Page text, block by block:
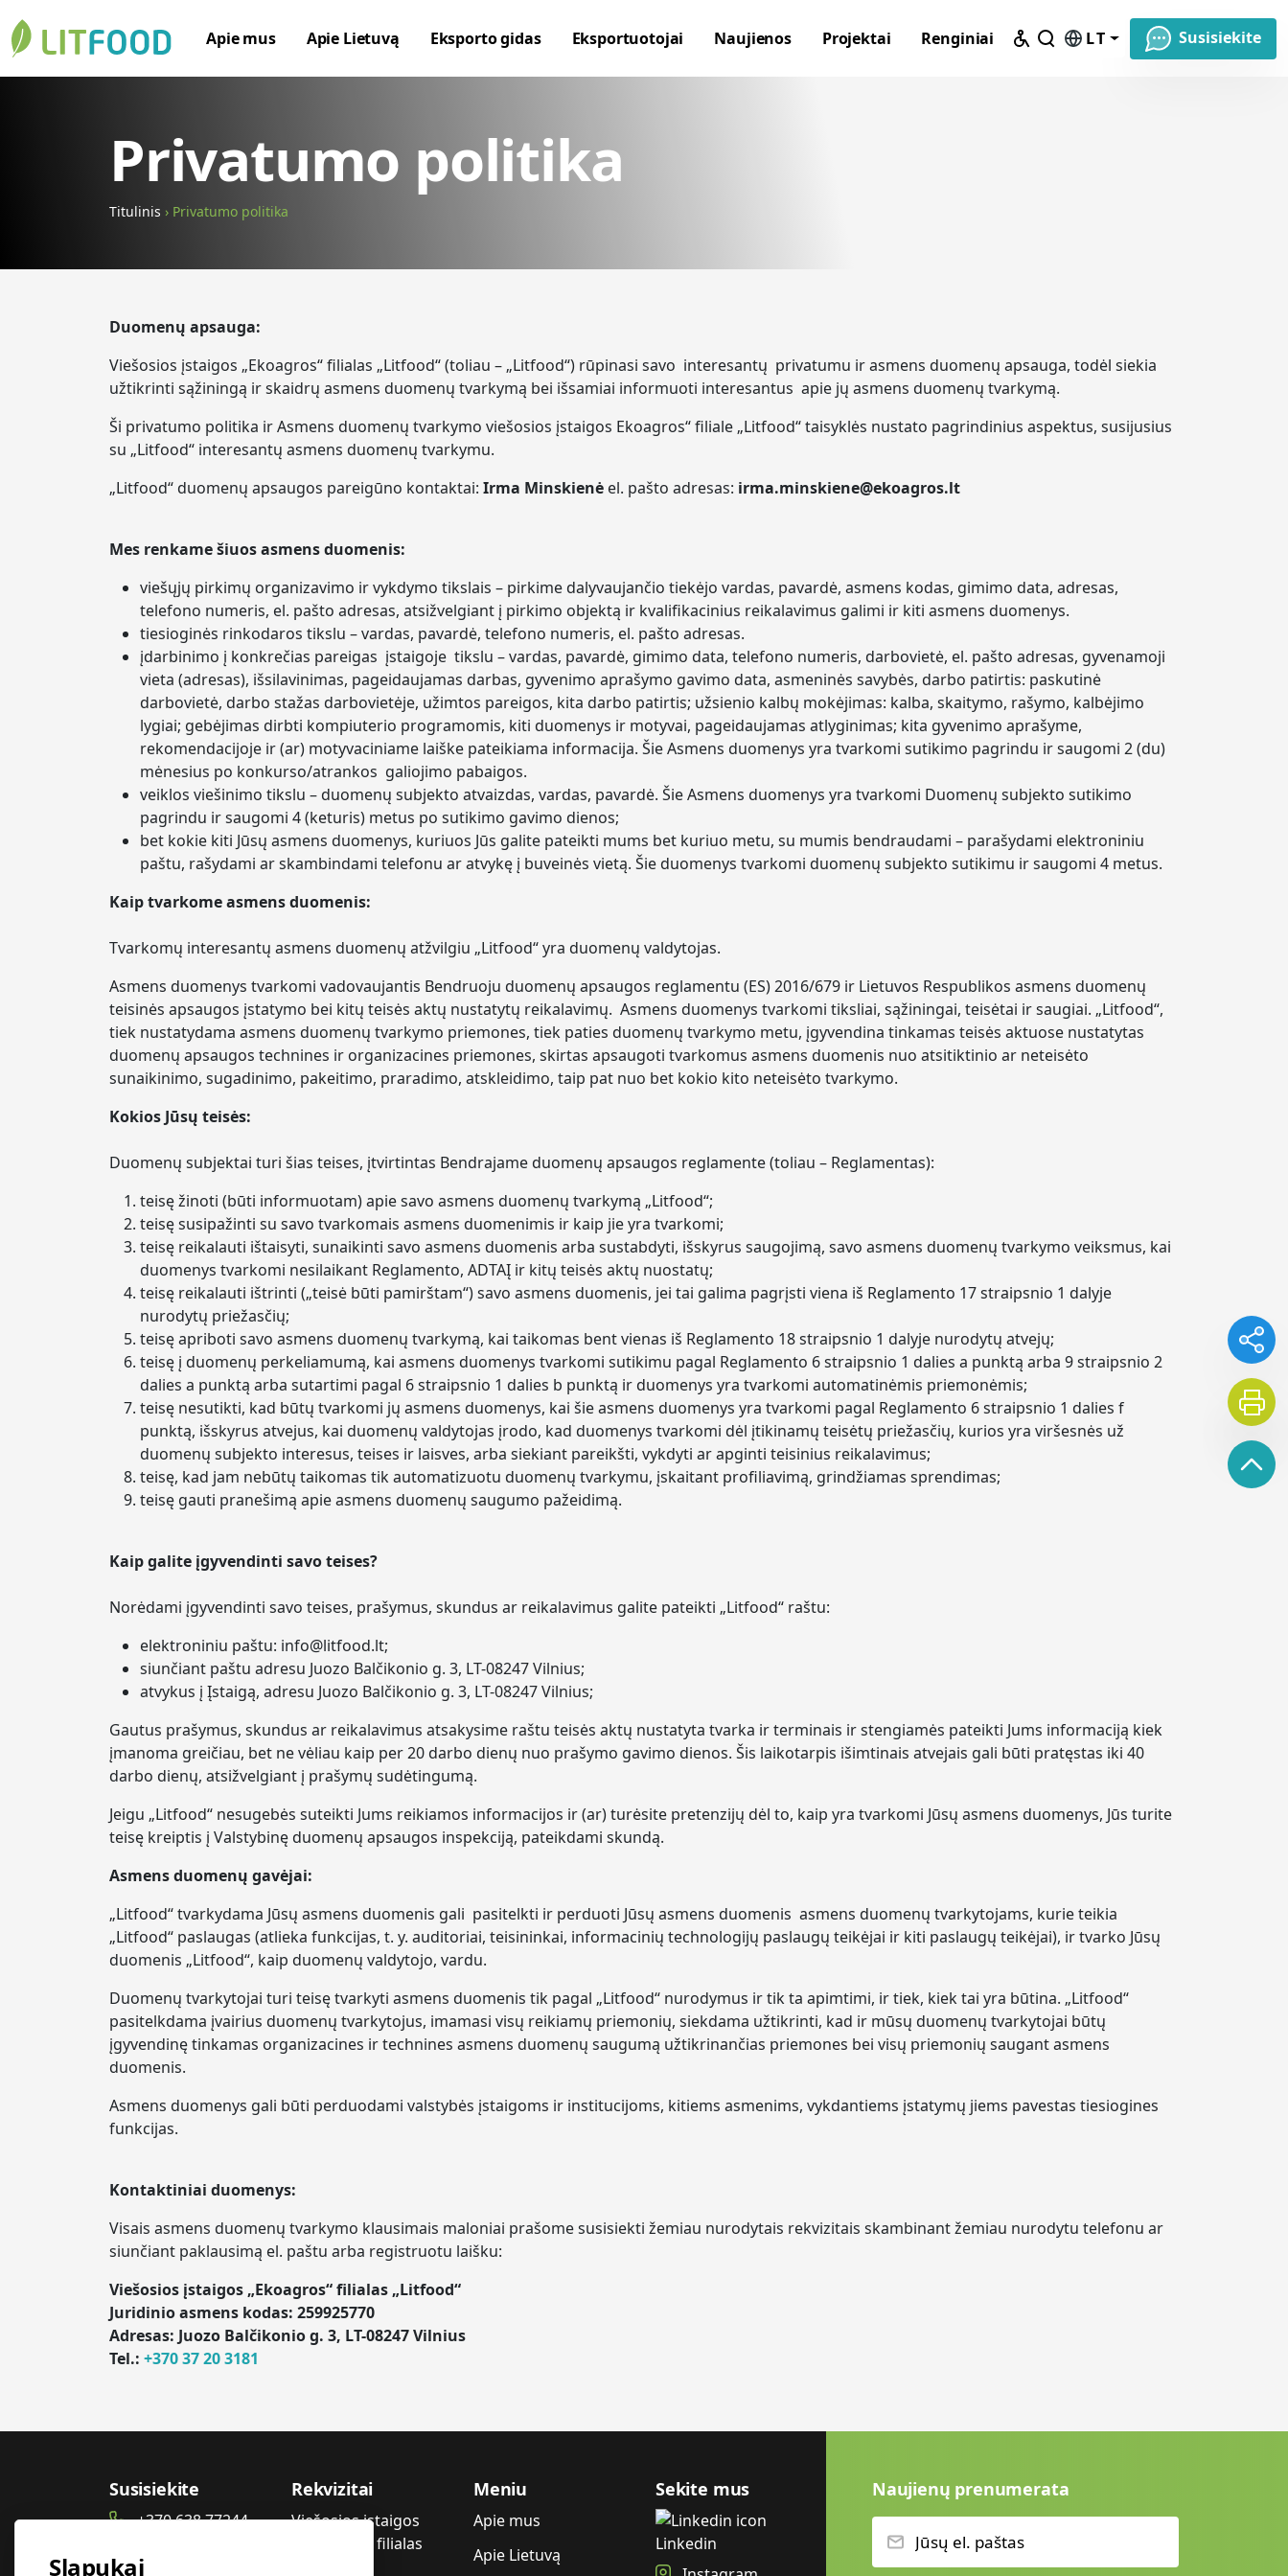
LT
Apie mus Apie Lietuvą Eksporto gidas Eksportuotojai Naujienos Projektai Renginiai Susisiekite
Privatumo politika
Titulinis › Privatumo politika
Duomenų apsauga:
Viešosios įstaigos „Ekoagros“ filialas „Litfood“ (toliau – „Litfood“) rūpinasi savo interesantų privatumu ir asmens duomenų apsauga, todėl siekia
užtikrinti sąžiningą ir skaidrų asmens duomenų tvarkymą bei išsamiai informuoti interesantus apie jų asmens duomenų tvarkymą.
Ši privatumo politika ir Asmens duomenų tvarkymo viešosios įstaigos Ekoagros“ filiale „Litfood“ taisyklės nustato pagrindinius aspektus, susijusius
su „Litfood“ interesantų asmens duomenų tvarkymu.
„Litfood“ duomenų apsaugos pareigūno kontaktai: Irma Minskienė el. pašto adresas: irma.minskiene@ekoagros.lt
Mes renkame šiuos asmens duomenis:
viešųjų pirkimų organizavimo ir vykdymo tikslais – pirkime dalyvaujančio tiekėjo vardas, pavardė, asmens kodas, gimimo data, adresas,
telefono numeris, el. pašto adresas, atsižvelgiant į pirkimo objektą ir kvalifikacinius reikalavimus galimi ir kiti asmens duomenys.
tiesioginės rinkodaros tikslu – vardas, pavardė, telefono numeris, el. pašto adresas.
įdarbinimo į konkrečias pareigas įstaigoje tikslu – vardas, pavardė, gimimo data, telefono numeris, darbovietė, el. pašto adresas, gyvenamoji
vieta (adresas), išsilavinimas, pageidaujamas darbas, gyvenimo aprašymo gavimo data, asmeninės savybės, darbo patirtis: paskutinė
darbovietė, darbo stažas darbovietėje, užimtos pareigos, kita darbo patirtis; užsienio kalbų mokėjimas: kalba, skaitymo, rašymo, kalbėjimo
lygiai; gebėjimas dirbti kompiuterio programomis, kiti duomenys ir motyvai, pageidaujamas atlyginimas; kita gyvenimo aprašyme,
rekomendacijoje ir (ar) motyvaciniame laiške pateikiama informacija. Šie Asmens duomenys yra tvarkomi sutikimo pagrindu ir saugomi 2 (du)
mėnesius po konkurso/atrankos galiojimo pabaigos.
veiklos viešinimo tikslu – duomenų subjekto atvaizdas, vardas, pavardė. Šie Asmens duomenys yra tvarkomi Duomenų subjekto sutikimo
pagrindu ir saugomi 4 (keturis) metus po sutikimo gavimo dienos;
bet kokie kiti Jūsų asmens duomenys, kuriuos Jūs galite pateikti mums bet kuriuo metu, su mumis bendraudami – parašydami elektroniniu
paštu, rašydami ar skambindami telefonu ar atvykę į buveinės vietą. Šie duomenys tvarkomi duomenų subjekto sutikimu ir saugomi 4 metus.
Kaip tvarkome asmens duomenis:
Tvarkomų interesantų asmens duomenų atžvilgiu „Litfood“ yra duomenų valdytojas.
Asmens duomenys tvarkomi vadovaujantis Bendruoju duomenų apsaugos reglamentu (ES) 2016/679 ir Lietuvos Respublikos asmens duomenų
teisinės apsaugos įstatymo bei kitų teisės aktų nustatytų reikalavimų. Asmens duomenys tvarkomi tiksliai, sąžiningai, teisėtai ir saugiai. „Litfood“,
tiek nustatydama asmens duomenų tvarkymo priemones, tiek paties duomenų tvarkymo metu, įgyvendina tinkamas teisės aktuose nustatytas
duomenų apsaugos technines ir organizacines priemones, skirtas apsaugoti tvarkomus asmens duomenis nuo atsitiktinio ar neteisėto
sunaikinimo, sugadinimo, pakeitimo, praradimo, atskleidimo, taip pat nuo bet kokio kito neteisėto tvarkymo.
Kokios Jūsų teisės:
Duomenų subjektai turi šias teises, įtvirtintas Bendrajame duomenų apsaugos reglamente (toliau – Reglamentas):
teisę žinoti (būti informuotam) apie savo asmens duomenų tvarkymą „Litfood“;
teisę susipažinti su savo tvarkomais asmens duomenimis ir kaip jie yra tvarkomi;
teisę reikalauti ištaisyti, sunaikinti savo asmens duomenis arba sustabdyti, išskyrus saugojimą, savo asmens duomenų tvarkymo veiksmus, kai
duomenys tvarkomi nesilaikant Reglamento, ADTAĮ ir kitų teisės aktų nuostatų;
teisę reikalauti ištrinti („teisė būti pamirštam“) savo asmens duomenis, jei tai galima pagrįsti viena iš Reglamento 17 straipsnio 1 dalyje
nurodytų priežasčių;
teisę apriboti savo asmens duomenų tvarkymą, kai taikomas bent vienas iš Reglamento 18 straipsnio 1 dalyje nurodytų atvejų;
teisę į duomenų perkeliamumą, kai asmens duomenys tvarkomi sutikimu pagal Reglamento 6 straipsnio 1 dalies a punktą arba 9 straipsnio 2
dalies a punktą arba sutartimi pagal 6 straipsnio 1 dalies b punktą ir duomenys yra tvarkomi automatinėmis priemonėmis;
teisę nesutikti, kad būtų tvarkomi jų asmens duomenys, kai šie asmens duomenys yra tvarkomi pagal Reglamento 6 straipsnio 1 dalies f
punktą, išskyrus atvejus, kai duomenų valdytojas įrodo, kad duomenys tvarkomi dėl įtikinamų teisėtų priežasčių, kurios yra viršesnės už
duomenų subjekto interesus, teises ir laisves, arba siekiant pareikšti, vykdyti ar apginti teisinius reikalavimus;
teisę, kad jam nebūtų taikomas tik automatizuotu duomenų tvarkymu, įskaitant profiliavimą, grindžiamas sprendimas;
teisę gauti pranešimą apie asmens duomenų saugumo pažeidimą.
Kaip galite įgyvendinti savo teises?
Norėdami įgyvendinti savo teises, prašymus, skundus ar reikalavimus galite pateikti „Litfood“ raštu:
elektroniniu paštu: info@litfood.lt;
siunčiant paštu adresu Juozo Balčikonio g. 3, LT-08247 Vilnius;
atvykus į Įstaigą, adresu Juozo Balčikonio g. 3, LT-08247 Vilnius;
Gautus prašymus, skundus ar reikalavimus atsakysime raštu teisės aktų nustatyta tvarka ir terminais ir stengiamės pateikti Jums informaciją kiek
įmanoma greičiau, bet ne vėliau kaip per 20 darbo dienų nuo prašymo gavimo dienos. Šis laikotarpis išimtinais atvejais gali būti pratęstas iki 40
darbo dienų, atsižvelgiant į prašymų sudėtingumą.
Jeigu „Litfood“ nesugebės suteikti Jums reikiamos informacijos ir (ar) turėsite pretenzijų dėl to, kaip yra tvarkomi Jūsų asmens duomenys, Jūs turite
teisę kreiptis į Valstybinę duomenų apsaugos inspekciją, pateikdami skundą.
Asmens duomenų gavėjai:
„Litfood“ tvarkydama Jūsų asmens duomenis gali pasitelkti ir perduoti Jūsų asmens duomenis asmens duomenų tvarkytojams, kurie teikia
„Litfood“ paslaugas (atlieka funkcijas, t. y. auditoriai, teisininkai, informacinių technologijų paslaugų teikėjai ir kiti paslaugų teikėjai), ir tvarko Jūsų
duomenis „Litfood“, kaip duomenų valdytojo, vardu.
Duomenų tvarkytojai turi teisę tvarkyti asmens duomenis tik pagal „Litfood“ nurodymus ir tik ta apimtimi, ir tiek, kiek tai yra būtina. „Litfood“
pasitelkdama įvairius duomenų tvarkytojus, imamasi visų reikiamų priemonių, siekdama užtikrinti, kad ir mūsų duomenų tvarkytojai būtų
įgyvendinę tinkamas organizacines ir technines asmens duomenų saugumą užtikrinančias priemones bei visų priemonių saugant asmens
duomenis.
Asmens duomenys gali būti perduodami valstybės įstaigoms ir institucijoms, kitiems asmenims, vykdantiems įstatymų jiems pavestas tiesiogines
funkcijas.
Kontaktiniai duomenys:
Visais asmens duomenų tvarkymo klausimais maloniai prašome susisiekti žemiau nurodytais rekvizitais skambinant žemiau nurodytu telefonu ar
siunčiant paklausimą el. paštu arba registruotu laišku:
Viešosios įstaigos „Ekoagros“ filialas „Litfood“
Juridinio asmens kodas: 259925770
Adresas: Juozo Balčikonio g. 3, LT-08247 Vilnius
Tel.: +370 37 20 3181
Susisiekite
+370 638 77244
Rekvizitai
Viešosios įstaigos
„Ekoagros“ filialas
Meniu
Apie mus
Apie Lietuvą
Sekite mus
Linkedin
Naujienų prenumerata
Slapukai